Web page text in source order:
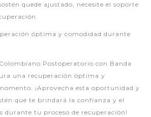
quede ajustado, necesite el soporte
óptima y comodidad durante
Postoperatorio con Banda
una recuperación óptima y
¡Aprovecha esta oportunidad y
que te brindará la confianza y el
durante tu proceso de recuperación!